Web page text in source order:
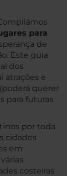
para
de
Este guia
dos
atrações e
querer
para futuras
por toda
cidades
em
costeiras